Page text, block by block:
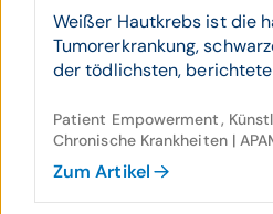
Weißer Hautkrebs ist die
Tumorerkrankung,
der tödlichsten, berichtete
Patient Empowerment,
Chronische Krankheiten |
Zum Artikel